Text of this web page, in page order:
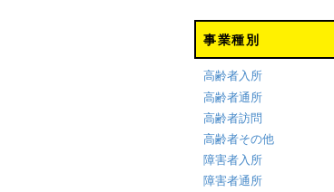
事業種別
高齢者入所
高齢者通所
高齢者訪問
高齢者その他
障害者入所
障害者通所